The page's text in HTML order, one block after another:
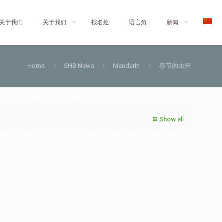
于我们 关于我们 报名处 语言角 新闻
Home SHB News Mandarin 春节的由来
Show all